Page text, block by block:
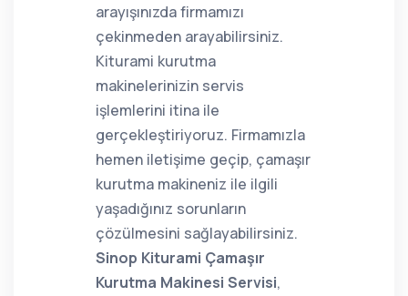
arayışınızda firmamızı
çekinmeden arayabilirsiniz.
Kiturami kurutma
makinelerinizin servis
işlemlerini itina ile
gerçekleştiriyoruz. Firmamızla
hemen iletişime geçip, çamaşır
kurutma makineniz ile ilgili
yaşadığınız sorunların
çözülmesini sağlayabilirsiniz.
Sinop Kiturami Çamaşır
Kurutma Makinesi Servisi,